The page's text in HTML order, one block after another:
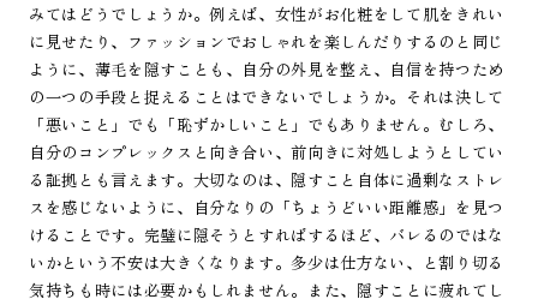
みてはどうでしょうか。例えば、女性がお化粧をして肌をきれい
に見せたり、ファッションでおしゃれを楽しんだりするのと同じ
ように、薄毛を隠すことも、自分の外見を整え、自信を持つため
の一つの手段と捉えることはできないでしょうか。それは決して
「悪いこと」でも「恥ずかしいこと」でもありません。むしろ、
自分のコンプレックスと向き合い、前向きに対処しようとしてい
る証拠とも言えます。大切なのは、隠すこと自体に過剰なストレ
スを感じないように、自分なりの「ちょうどいい距離感」を見つ
けることです。完璧に隠そうとすればするほど、バレるのではな
いかという不安は大きくなります。多少は仕方ない、と割り切る
気持ちも時には必要かもしれません。また、隠すことに疲れてし